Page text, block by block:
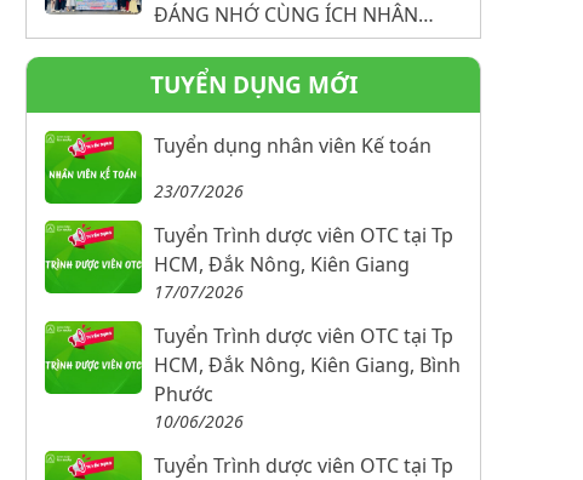
ĐÁNG NHỚ CÙNG ÍCH NHÂN
MIỀN TRUNG
TUYỂN DỤNG MỚI
Tuyển dụng nhân viên Kế toán
23/07/2026
Tuyển Trình dược viên OTC tại Tp
HCM, Đắk Nông, Kiên Giang
17/07/2026
Tuyển Trình dược viên OTC tại Tp
HCM, Đắk Nông, Kiên Giang, Bình
Phước
10/06/2026
Tuyển Trình dược viên OTC tại Tp